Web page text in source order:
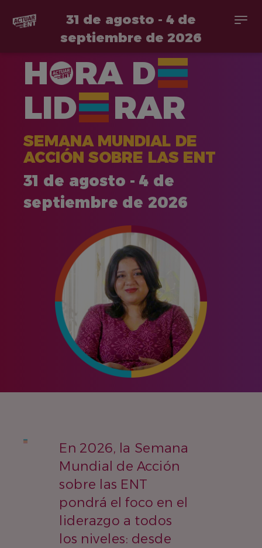
contenido
31 de agosto - 4 de
septiembre de 2026
H RA D
LID
RAR
SEMANA MUNDIAL DE
ACCIÓN SOBRE LAS ENT
31 de agosto - 4 de
septiembre de 2026
En 2026, la Semana
Mundial de Acción
sobre las ENT
pondrá el foco en el
liderazgo a todos
los niveles: desde